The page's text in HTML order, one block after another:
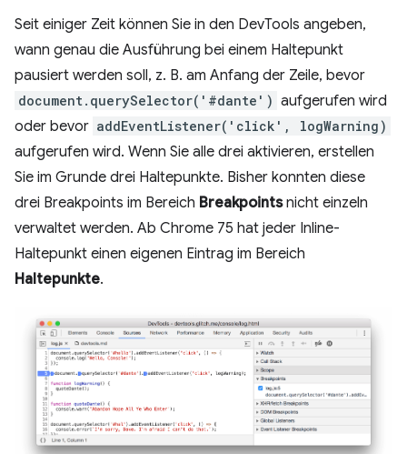
Seit einiger Zeit können Sie in den DevTools angeben,
wann genau die Ausführung bei einem Haltepunkt
pausiert werden soll, z. B. am Anfang der Zeile, bevor
document.querySelector('#dante') aufgerufen wird
oder bevor addEventListener('click', logWarning)
aufgerufen wird. Wenn Sie alle drei aktivieren, erstellen
Sie im Grunde drei Haltepunkte. Bisher konnten diese
drei Breakpoints im Bereich Breakpointsnicht einzeln
verwaltet werden. Ab Chrome 75 hat jeder Inline-
Haltepunkt einen eigenen Eintrag im Bereich
Haltepunkte.